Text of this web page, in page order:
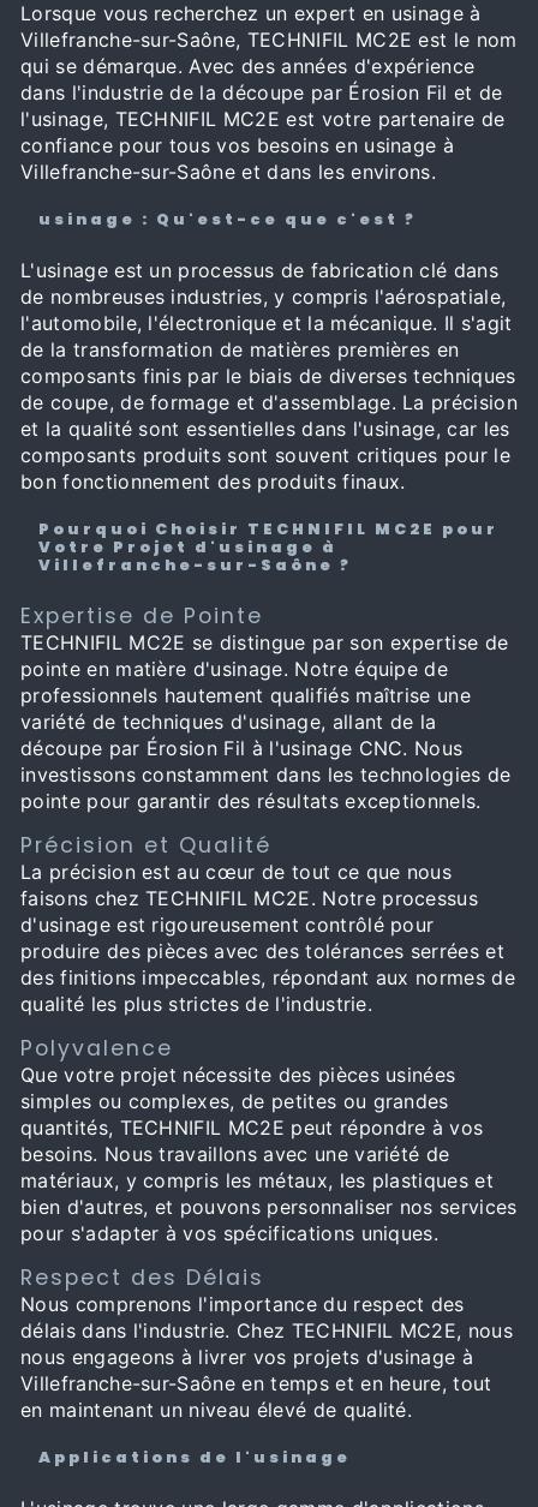
Lorsque vous recherchez un expert en usinage à
Villefranche-sur-Saône, TECHNIFIL MC2E est le nom
qui se démarque. Avec des années d'expérience
dans l'industrie de la découpe par Érosion Fil et de
l'usinage, TECHNIFIL MC2E est votre partenaire de
confiance pour tous vos besoins en usinage à
Villefranche-sur-Saône et dans les environs.
usinage : Qu'est-ce que c'est ?
L'usinage est un processus de fabrication clé dans
de nombreuses industries, y compris l'aérospatiale,
l'automobile, l'électronique et la mécanique. Il s'agit
de la transformation de matières premières en
composants finis par le biais de diverses techniques
de coupe, de formage et d'assemblage. La précision
et la qualité sont essentielles dans l'usinage, car les
composants produits sont souvent critiques pour le
bon fonctionnement des produits finaux.
Pourquoi Choisir TECHNIFIL MC2E pour
Votre Projet d'usinage à
Villefranche-sur-Saône ?
Expertise de Pointe
TECHNIFIL MC2E se distingue par son expertise de
pointe en matière d'usinage. Notre équipe de
professionnels hautement qualifiés maîtrise une
variété de techniques d'usinage, allant de la
découpe par Érosion Fil à l'usinage CNC. Nous
investissons constamment dans les technologies de
pointe pour garantir des résultats exceptionnels.
Précision et Qualité
La précision est au cœur de tout ce que nous
faisons chez TECHNIFIL MC2E. Notre processus
d'usinage est rigoureusement contrôlé pour
produire des pièces avec des tolérances serrées et
des finitions impeccables, répondant aux normes de
qualité les plus strictes de l'industrie.
Polyvalence
Que votre projet nécessite des pièces usinées
simples ou complexes, de petites ou grandes
quantités, TECHNIFIL MC2E peut répondre à vos
besoins. Nous travaillons avec une variété de
matériaux, y compris les métaux, les plastiques et
bien d'autres, et pouvons personnaliser nos services
pour s'adapter à vos spécifications uniques.
Respect des Délais
Nous comprenons l'importance du respect des
délais dans l'industrie. Chez TECHNIFIL MC2E, nous
nous engageons à livrer vos projets d'usinage à
Villefranche-sur-Saône en temps et en heure, tout
en maintenant un niveau élevé de qualité.
Applications de l'usinage